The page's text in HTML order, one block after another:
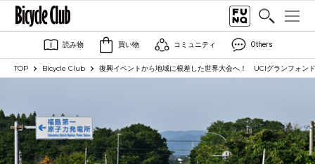
読み物 買い物 コミュニティ Others
TOP Bicycle Club 復興イベントから地域に根差した世界大会へ！ UCIグランフォ